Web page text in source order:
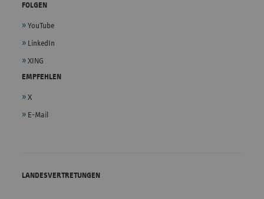
FOLGEN
YouTube
LinkedIn
XING
EMPFEHLEN
X
E-Mail
LANDESVERTRETUNGEN